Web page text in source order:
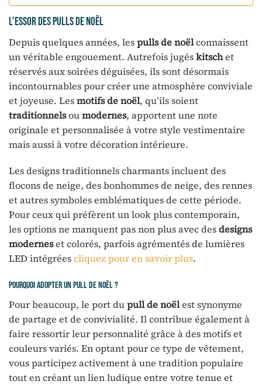
L’essor des pulls de noël
Depuis quelques années, lespulls de noëlconnaissent
un véritable engouement. Autrefois jugéskitschet
réservés aux soirées déguisées, ils sont désormais
incontournables pour créer une atmosphère conviviale
et joyeuse. Lesmotifs de noël, qu’ils soient
traditionnelsoumodernes, apportent une note
originale et personnalisée à votre style vestimentaire
mais aussi à votre décoration intérieure.
Les designs traditionnels charmants incluent des
flocons de neige, des bonhommes de neige, des rennes
et autres symboles emblématiques de cette période.
Pour ceux qui préfèrent un look plus contemporain,
les options ne manquent pas non plus avec desdesigns
moderneset colorés, parfois agrémentés de lumières
LED intégréescliquez pour en savoir plus.
Pourquoi adopter un pull de noël ?
Pour beaucoup, le port dupull de noëlest synonyme
de partage et de convivialité. Il contribue également à
faire ressortir leur personnalité grâce à des motifs et
couleurs variés. En optant pour ce type de vêtement,
vous participez activement à une tradition populaire
tout en créant un lien ludique entre votre tenue et